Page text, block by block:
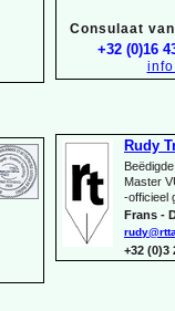
Consulaat
+32 (0)16
Rudy
Master
-officieel
Frans -
+32